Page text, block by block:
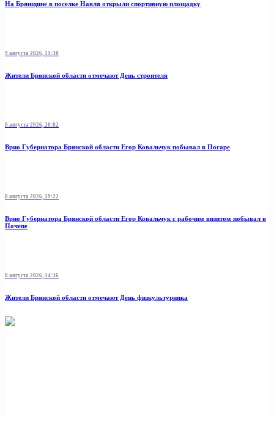
На Брянщине в поселке Навля открыли спортивную площадку
9 августа 2026, 11:30
Жители Брянской области отмечают День строителя
8 августа 2026, 20:02
Врио Губернатора Брянской области Егор Ковальчук побывал в Погаре
8 августа 2026, 19:22
Врио Губернатора Брянской области Егор Ковальчук с рабочим визитом побывал в
Почепе
8 августа 2026, 14:36
Жители Брянской области отмечают День физкультурника